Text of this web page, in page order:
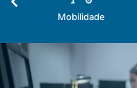
Mobilidade